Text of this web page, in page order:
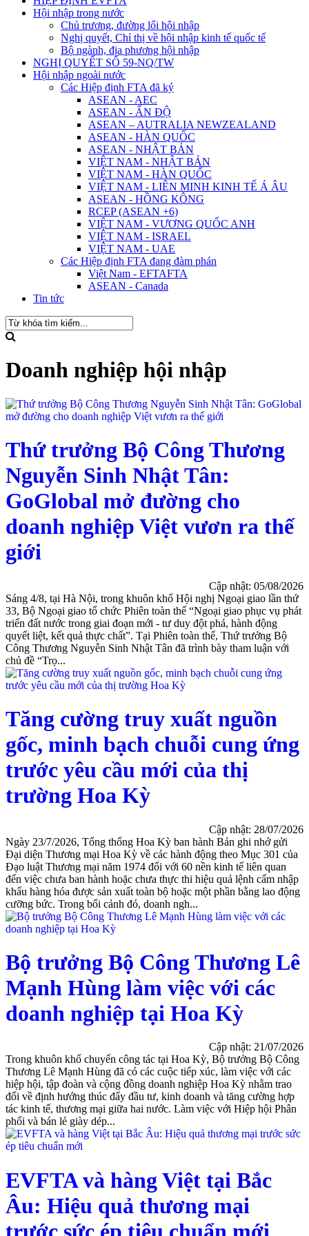
Hội nhập trong nước
Chủ trương, đường lối hội nhập
Nghị quyết, Chỉ thị về hội nhập kinh tế quốc tế
Bộ ngành, địa phương hội nhập
NGHỊ QUYẾT SỐ 59-NQ/TW
Hội nhập ngoài nước
Các Hiệp định FTA đã ký
ASEAN - AEC
ASEAN - ẤN ĐỘ
ASEAN – AUTRALIA NEWZEALAND
ASEAN - HÀN QUỐC
ASEAN - NHẬT BẢN
VIỆT NAM - NHẬT BẢN
VIỆT NAM - HÀN QUỐC
VIỆT NAM - LIÊN MINH KINH TẾ Á ÂU
ASEAN - HỒNG KÔNG
RCEP (ASEAN +6)
VIỆT NAM - VƯƠNG QUỐC ANH
VIỆT NAM - ISRAEL
VIỆT NAM - UAE
Các Hiệp định FTA đang đàm phán
Việt Nam - EFTAFTA
ASEAN - Canada
Tin tức
Doanh nghiệp hội nhập
Thứ trưởng Bộ Công Thương
Nguyễn Sinh Nhật Tân:
GoGlobal mở đường cho
doanh nghiệp Việt vươn ra thế
giới
Cập nhật: 05/08/2026
Sáng 4/8, tại Hà Nội, trong khuôn khổ Hội nghị Ngoại giao lần thứ
33, Bộ Ngoại giao tổ chức Phiên toàn thể “Ngoại giao phục vụ phát
triển đất nước trong giai đoạn mới - tư duy đột phá, hành động
quyết liệt, kết quả thực chất”. Tại Phiên toàn thể, Thứ trưởng Bộ
Công Thương Nguyễn Sinh Nhật Tân đã trình bày tham luận với
chủ đề “Trọ...
Tăng cường truy xuất nguồn
gốc, minh bạch chuỗi cung ứng
trước yêu cầu mới của thị
trường Hoa Kỳ
Cập nhật: 28/07/2026
Ngày 23/7/2026, Tổng thống Hoa Kỳ ban hành Bản ghi nhớ gửi
Đại diện Thương mại Hoa Kỳ về các hành động theo Mục 301 của
Đạo luật Thương mại năm 1974 đối với 60 nền kinh tế liên quan
đến việc chưa ban hành hoặc chưa thực thi hiệu quả lệnh cấm nhập
khẩu hàng hóa được sản xuất toàn bộ hoặc một phần bằng lao động
cưỡng bức. Trong bối cảnh đó, doanh ngh...
Bộ trưởng Bộ Công Thương Lê
Mạnh Hùng làm việc với các
doanh nghiệp tại Hoa Kỳ
Cập nhật: 21/07/2026
Trong khuôn khổ chuyến công tác tại Hoa Kỳ, Bộ trưởng Bộ Công
Thương Lê Mạnh Hùng đã có các cuộc tiếp xúc, làm việc với các
hiệp hội, tập đoàn và cộng đồng doanh nghiệp Hoa Kỳ nhằm trao
đổi về định hướng thúc đẩy đầu tư, kinh doanh và tăng cường hợp
tác kinh tế, thương mại giữa hai nước. Làm việc với Hiệp hội Phân
phối và bán lẻ giày dép...
EVFTA và hàng Việt tại Bắc
Âu: Hiệu quả thương mại